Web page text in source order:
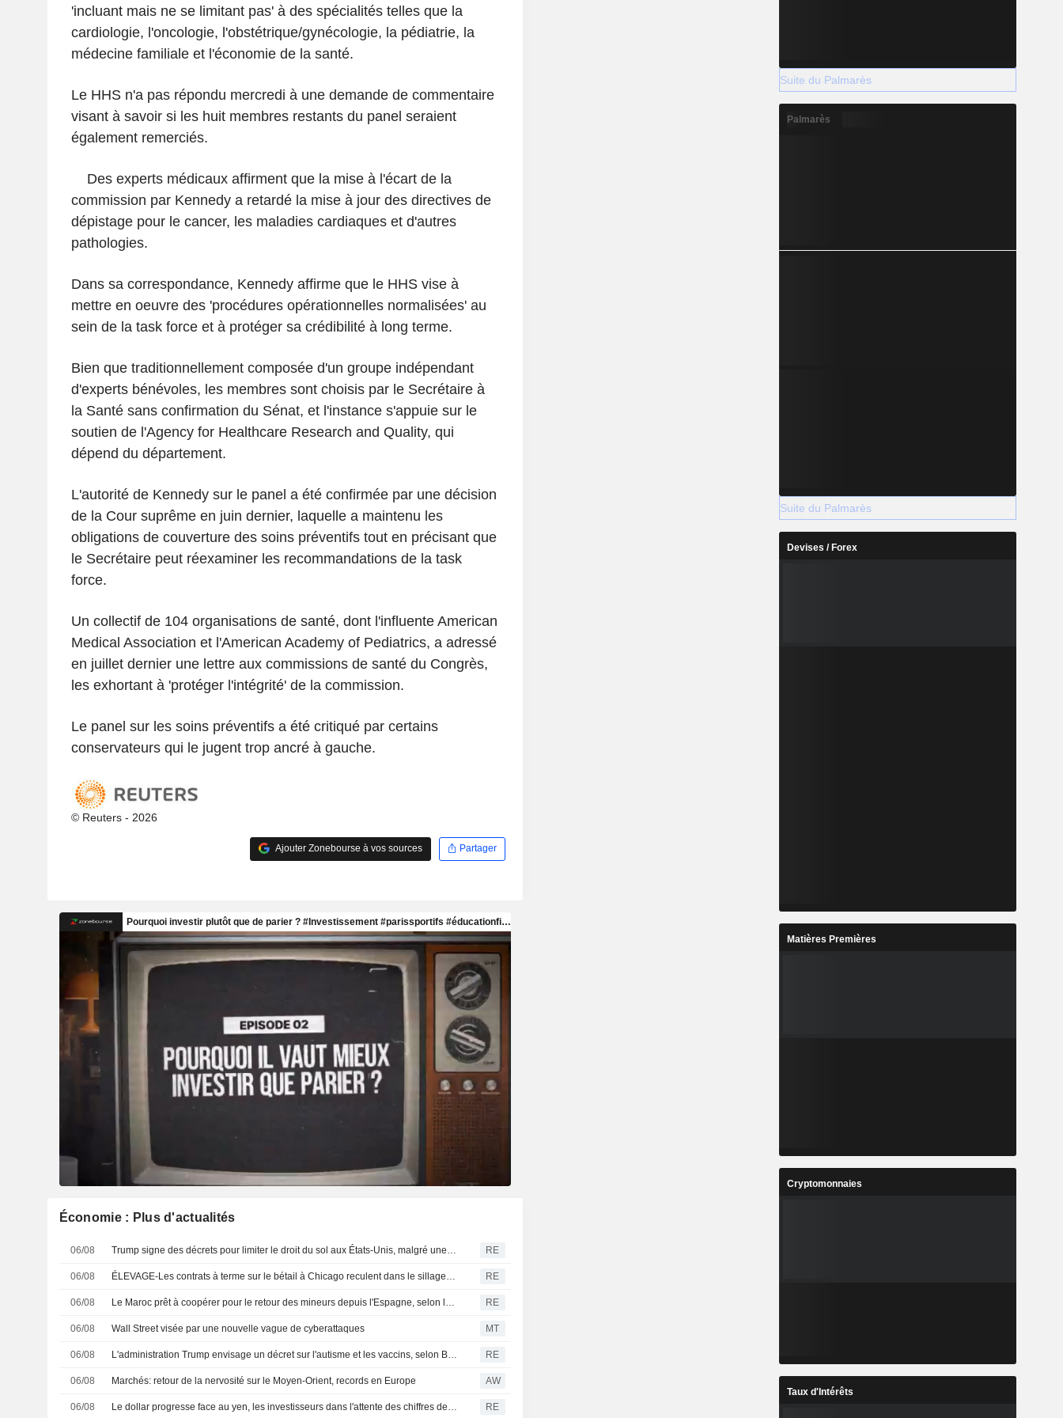
'incluant mais ne se limitant pas' à des spécialités telles que la
cardiologie, l'oncologie, l'obstétrique/gynécologie, la pédiatrie, la
médecine familiale et l'économie de la santé.
Le HHS n'a pas répondu mercredi à une demande de commentaire
visant à savoir si les huit membres restants du panel seraient
également remerciés.
Des experts médicaux affirment que la mise à l'écart de la
commission par Kennedy a retardé la mise à jour des directives de
dépistage pour le cancer, les maladies cardiaques et d'autres
pathologies.
Dans sa correspondance, Kennedy affirme que le HHS vise à
mettre en oeuvre des 'procédures opérationnelles normalisées' au
sein de la task force et à protéger sa crédibilité à long terme.
Bien que traditionnellement composée d'un groupe indépendant
d'experts bénévoles, les membres sont choisis par le Secrétaire à
la Santé sans confirmation du Sénat, et l'instance s'appuie sur le
soutien de l'Agency for Healthcare Research and Quality, qui
dépend du département.
L'autorité de Kennedy sur le panel a été confirmée par une décision
de la Cour suprême en juin dernier, laquelle a maintenu les
obligations de couverture des soins préventifs tout en précisant que
le Secrétaire peut réexaminer les recommandations de la task
force.
Un collectif de 104 organisations de santé, dont l'influente American
Medical Association et l'American Academy of Pediatrics, a adressé
en juillet dernier une lettre aux commissions de santé du Congrès,
les exhortant à 'protéger l'intégrité' de la commission.
Le panel sur les soins préventifs a été critiqué par certains
conservateurs qui le jugent trop ancré à gauche.
© Reuters - 2026
Ajouter Zonebourse à vos sources Partager
Économie : Plus d'actualités
06/08 RE
06/08 RE
06/08 RE
06/08 Wall Street visée par une nouvelle vague de cyberattaques MT
06/08 RE
06/08 Marchés: retour de la nervosité sur le Moyen-Orient, records en Europe AW
06/08 RE
Suite du Palmarès
Palmarès
Suite du Palmarès
Devises / Forex
Matières Premières
Cryptomonnaies
Taux d'Intérêts